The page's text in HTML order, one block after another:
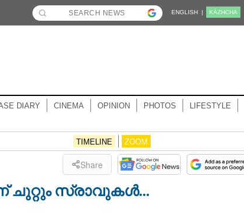
ENGLISH | KĀZHCHA
DIARY CINEMA OPINION PHOTOS LIFESTYLE
TIMELINE ZOOM
Share
ചുറ്റും സ്രാവുകൾ...